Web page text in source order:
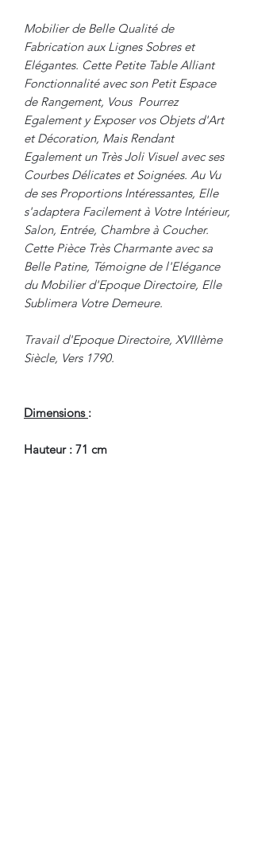
Mobilier de Belle Qualité de
Fabrication aux Lignes Sobres et
Elégantes. Cette Petite Table Alliant
Fonctionnalité avec son Petit Espace
de Rangement, Vous Pourrez
Egalement y Exposer vos Objets d'Art
et Décoration, Mais Rendant
Egalement un Très Joli Visuel avec ses
Courbes Délicates et Soignées. Au Vu
de ses Proportions Intéressantes, Elle
s'adaptera Facilement à Votre Intérieur,
Salon, Entrée, Chambre à Coucher.
Cette Pièce Très Charmante avec sa
Belle Patine, Témoigne de l'Elégance
du Mobilier d'Epoque Directoire, Elle
Sublimera Votre Demeure.
Travail d'Epoque Directoire, XVIIIème
Siècle, Vers 1790.
Dimensions :
Hauteur : 71 cm